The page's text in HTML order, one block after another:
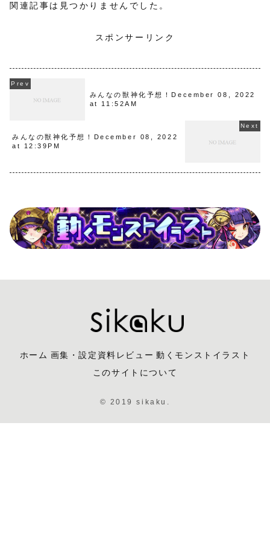
関連記事は見つかりませんでした。
スポンサーリンク
みんなの獣神化予想！December 08, 2022
at 11:52AM
みんなの獣神化予想！December 08, 2022
at 12:39PM
ホーム 画集・設定資料レビュー 動くモンストイラスト
このサイトについて
© 2019 sikaku.